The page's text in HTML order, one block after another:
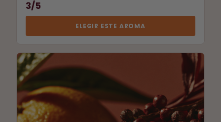
3/5
ELEGIR ESTE AROMA